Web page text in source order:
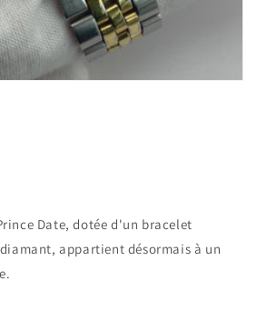
Date, dotée d'un bracelet
appartient désormais à un